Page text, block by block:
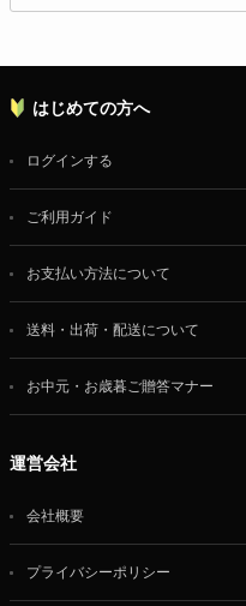
はじめての方へ
ログインする
ご利用ガイド
お支払い方法について
送料・出荷・配送について
お中元・お歳暮ご贈答マナー
運営会社
会社概要
プライバシーポリシー